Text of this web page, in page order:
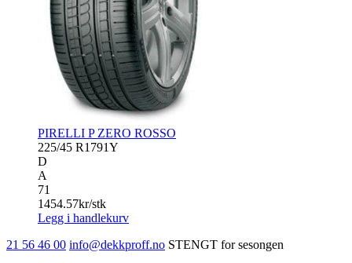
PIRELLI P ZERO ROSSO
225/45 R1791Y
D
A
71
1454.57kr/stk
Legg i handlekurv
21 56 46 00 info@dekkproff.no STENGT for sesongen